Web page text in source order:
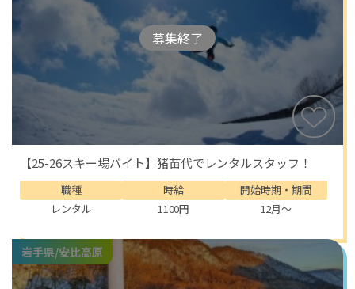
募集終了
【25-26スキー場バイト】猪苗代でレンタルスタッフ！
職種
レンタル
時給
1100円
開始時期・期間
12月～
岩手県/安比高原